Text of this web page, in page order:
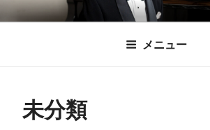
コ
時田直也 声
歌うことは希望を語ること、
びも悲しみもわかちあうこと
メニュー
未分類